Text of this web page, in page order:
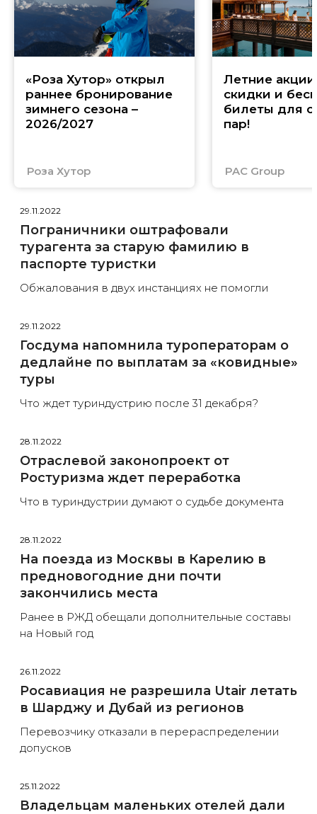
«Роза Хутор» открыл
раннее бронирование
зимнего сезона –
2026/2027
Роза Хутор
Летние
скидки и
билеты для
пар!
PAC Group
29.11.2022
Пограничники оштрафовали
турагента за старую фамилию в
паспорте туристки
Обжалования в двух инстанциях не помогли
29.11.2022
Госдума напомнила туроператорам о
дедлайне по выплатам за «ковидные»
туры
Что ждет туриндустрию после 31 декабря?
28.11.2022
Отраслевой законопроект от
Ростуризма ждет переработка
Что в туриндустрии думают о судьбе документа
28.11.2022
На поезда из Москвы в Карелию в
предновогодние дни почти
закончились места
Ранее в РЖД обещали дополнительные составы
на Новый год
26.11.2022
Росавиация не разрешила Utair летать
в Шарджу и Дубай из регионов
Перевозчику отказали в перераспределении
допусков
25.11.2022
Владельцам маленьких отелей дали